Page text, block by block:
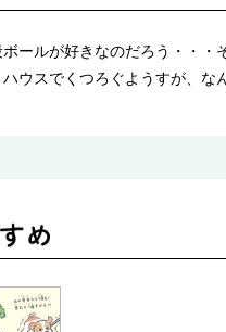
ールが好きなのだろう・・
ウスでくつろぐようすが、な